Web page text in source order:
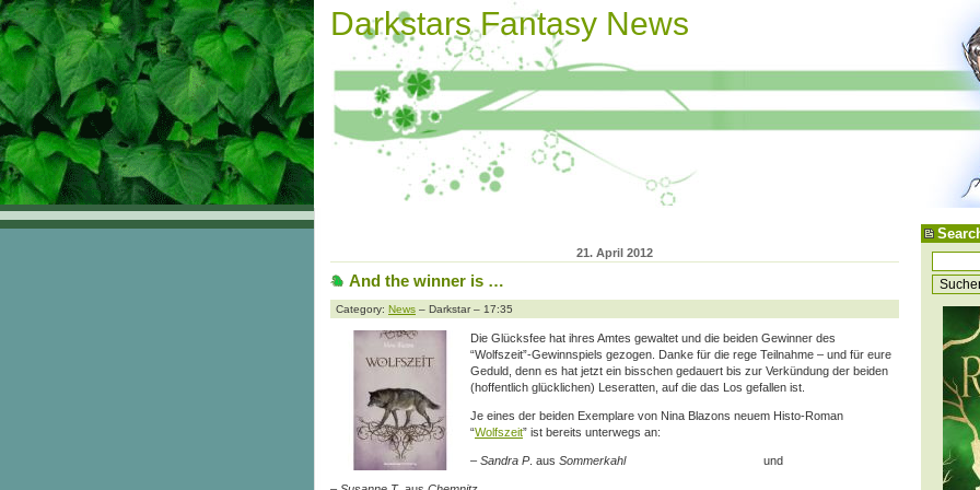
Darkstars Fantasy News
21. April 2012
And the winner is …
Category: News – Darkstar – 17:35
Die Glücksfee hat ihres Amtes gewaltet und die beiden Gewinner des
“Wolfszeit”-Gewinnspiels gezogen. Danke für die rege Teilnahme – und für eure
Geduld, denn es hat jetzt ein bisschen gedauert bis zur Verkündung der beiden
(hoffentlich glücklichen) Leseratten, auf die das Los gefallen ist.
Je eines der beiden Exemplare von Nina Blazons neuem Histo-Roman
“Wolfszeit” ist bereits unterwegs an:
– Sandra P. aus Sommerkahlund